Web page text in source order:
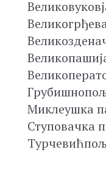
Миклеушка
Ступовачка